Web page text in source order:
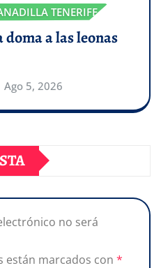
TENERIFE
a las leonas
Ago 5, 2026
no será
están marcados con *